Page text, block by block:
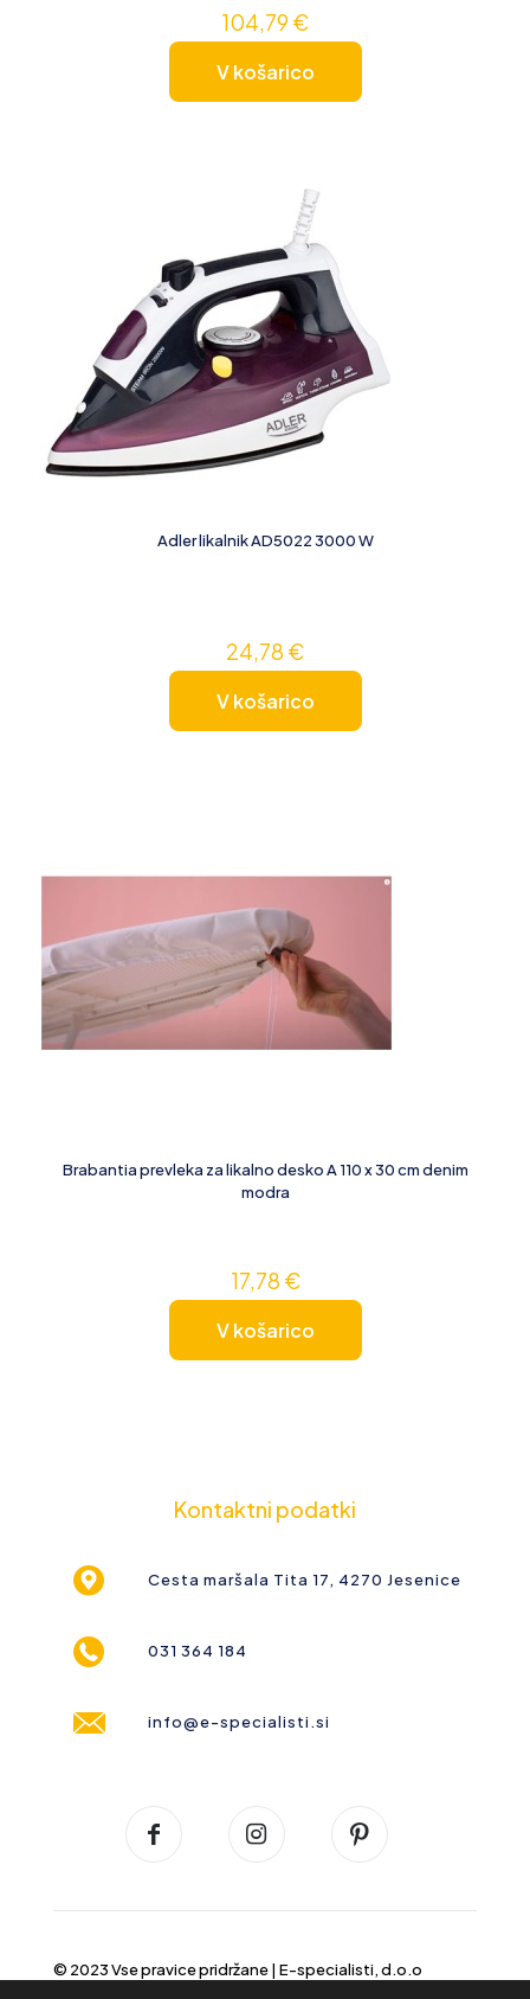
104,79€
V košarico
Adler likalnik AD5022 3000 W
24,78 €
V košarico
Brabantia prevleka za likalno desko A 110 x 30 cm denim
modra
17,78 €
V košarico
Kontaktni podatki
Cesta maršala Tita 17, 4270 Jesenice
031 364 184
info@e-specialisti.si
© 2023 Vse pravice pridržane | E-specialisti, d.o.o